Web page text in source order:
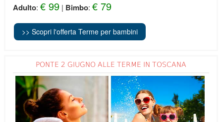
Adulto: € 99 | Bimbo: € 79
>> Scopri l'offerta Terme per bambini
PONTE 2 GIUGNO ALLE TERME IN TOSCANA